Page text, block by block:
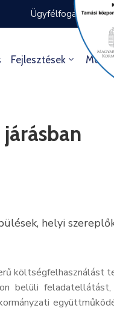
Ügyfélfogadás
Fejlesztések Média
helyi
költségfelhasználást
belüli feladatellátást,